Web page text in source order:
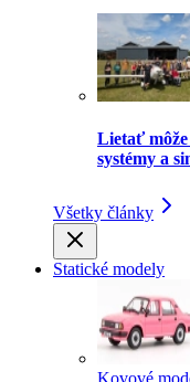
Lietať
systémy a
Všetky články
Statické modely